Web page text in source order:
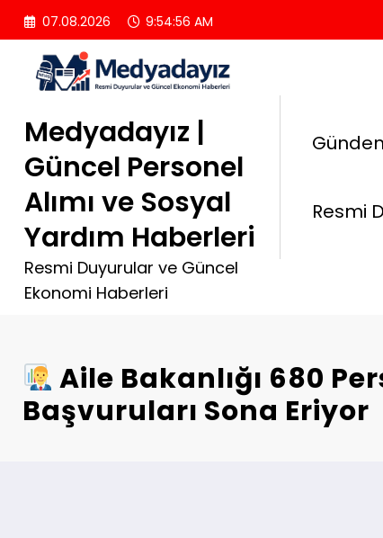
İçeriğe
atla
07.08.2026 9:54:57 AM
Medyadayız |
Güncel Personel
Alımı ve Sosyal
Yardım Haberleri
Resmi Duyurular ve Güncel
Ekonomi Haberleri
Resmi
Aile Bakanlığı 680
Başvuruları Sona Eriyor